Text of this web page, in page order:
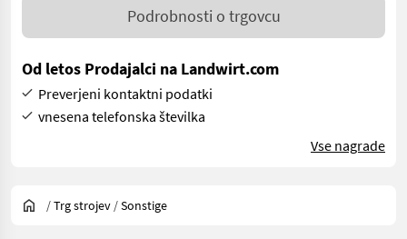
Podrobnosti o trgovcu
Od letos Prodajalci na Landwirt.com
Preverjeni kontaktni podatki
vnesena telefonska številka
Vse nagrade
/Trg strojev /Sonstige